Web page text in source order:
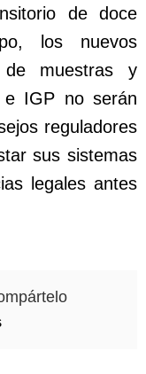
de doce
los nuevos
de muestras y
e IGP no serán
reguladores
sus sistemas
legales antes